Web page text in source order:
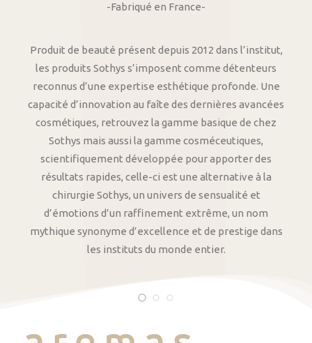
-Fabriqué en France-
Produit de beauté présent depuis 2012 dans l’institut,
les produits Sothys s’imposent comme détenteurs
reconnus d’une expertise esthétique profonde. Une
capacité d’innovation au faîte des dernières avancées
cosmétiques, retrouvez la gamme basique de chez
Sothys mais aussi la gamme cosméceutiques,
scientifiquement développée pour apporter des
résultats rapides, celle-ci est une alternative à la
chirurgie Sothys, un univers de sensualité et
d’émotions d’un raffinement extrême, un nom
mythique synonyme d’excellence et de prestige dans
les instituts du monde entier.